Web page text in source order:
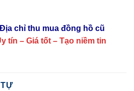
chỉ thu mua đồng hồ cũ
tín – Giá tốt – Tạo niềm tin